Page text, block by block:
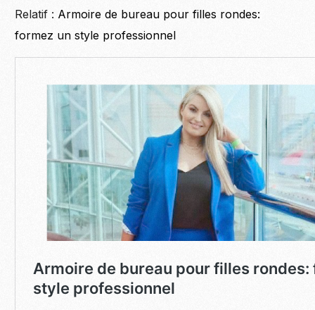
Relatif : Armoire de bureau pour filles rondes:
formez un style professionnel